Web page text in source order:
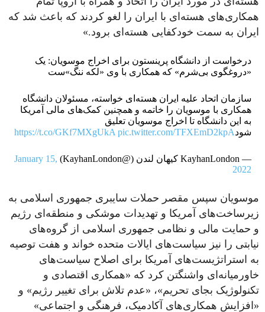
همکاری‌های هسته‌ای با ایران را لغو کردند که باعث شد که
ایران به سمت خودکفایی هسته‌ای برود.»
درخواست از دانشگاه پرینستون برای اخراج موسویان: یک
«دروغگوی بی‌شرم» که همکاری با وی «لکه ننگ»ست
سازمان اتحاد علیه ایران هسته‌ای خواسته، مسئولان دانشگاه
همکاری با موسویان را خاتمه و همچنین کمک‌های مالی آمریکا
به این دانشگاه تا اخراج موسویان تعلیق
شود
https://t.co/GKf7MXgUkA pic.twitter.com/TFXEmD2kpA
— KayhanLondon کیهان لندن (@KayhanLondon)
January 15,
2022
موسویان سپس مقصر حملات سایبری جمهوری اسلامی به
زیرساخت‌های آمریکا و تهدیدات موشکی و منطقه‌ای رژیم
و حمایت مالی و نظامی جمهوری اسلامی از گروه‌های
نیابتی را نیز سیاست‌های ایالات متحده خواند و هفت توصیه
به استراتژیست‌های آمریکا برای اصلاح سیاست‌های
خاورمیانه‌ای واشنگتن کرد که «همکاری اقتصادی و
تکنولوژیک بجای تحریم»، «عدم تلاش برای تغییر رژیم» و
«افزایش همکاری‌های آکادمیک، فرهنگی و اجتماعی»